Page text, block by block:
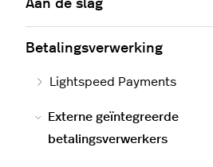
Aan de slag
Betalingsverwerking
Lightspeed Payments
Externe geïntegreerde
betalingsverwerkers